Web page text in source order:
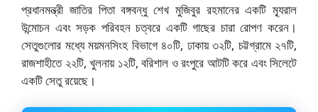
প্রধানমন্ত্রী জাতির পিতা বঙ্গবন্ধু শেখ মুজিবুর রহমানের একটি ম্যূরাল
উন্মোচন এবং সড়ক পরিবহন চত্বরে একটি গাছের চারা রোপণ করেন।
সেতুগুলোর মধ্যে ময়মনসিংহ বিভাগে ৪০টি, ঢাকায় ৩২টি, চট্টগ্রামে ২৭টি,
রাজশাহীতে ২২টি, খুলনায় ১২টি, বরিশাল ও রংপুরে আটটি করে এবং সিলেটে
একটি সেতু রয়েছে।